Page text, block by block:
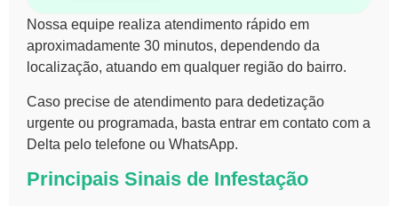
Nossa equipe realiza atendimento rápido em
aproximadamente 30 minutos, dependendo da
localização, atuando em qualquer região do bairro.
Caso precise de atendimento para dedetização
urgente ou programada, basta entrar em contato com a
Delta pelo telefone ou WhatsApp.
Principais Sinais de Infestação